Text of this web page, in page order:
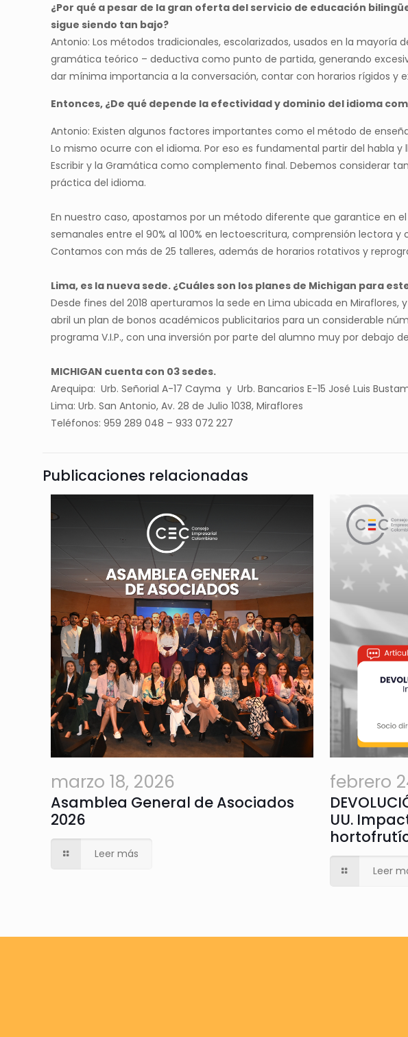
¿Por qué a pesar de la gran oferta del servicio de educación
sigue siendo tan bajo?
Antonio: Los métodos tradicionales, escolarizados, usados en la mayoría
gramática teórico – deductiva como punto de partida, generando
dar mínima importancia a la conversación, contar con horarios rígidos y
Entonces, ¿De qué depende la efectividad y dominio del idioma
Antonio: Existen algunos factores importantes como el método de
Lo mismo ocurre con el idioma. Por eso es fundamental partir del habla
Escribir y la Gramática como complemento final. Debemos considerar
práctica del idioma.
En nuestro caso, apostamos por un método diferente que garantice en
semanales entre el 90% al 100% en lectoescritura, comprensión lectora y
Contamos con más de 25 talleres, además de horarios rotativos y
Lima, es la nueva sede. ¿Cuáles son los planes de Michigan para
Desde fines del 2018 aperturamos la sede en Lima ubicada en
abril un plan de bonos académicos publicitarios para un considerable
programa V.I.P., con una inversión por parte del alumno muy por debajo
MICHIGAN cuenta con 03 sedes.
Arequipa: Urb. Señorial A-17 Cayma y Urb. Bancarios E-15 José Luis
Lima: Urb. San Antonio, Av. 28 de Julio 1038, Miraflores
Teléfonos: 959 289 048 – 933 072 227
Publicaciones relacionadas
marzo 18, 2026
Asamblea General de Asociados
2026
Leer más
febrero
UU.
Leer